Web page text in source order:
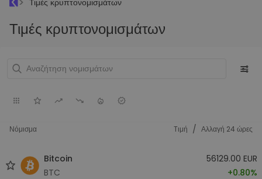
Τιμές κρυπτονομισμάτων
Τιμές κρυπτονομισμάτων
Νόμισμα Tιμή / Αλλαγή 24 ώρες
Bitcoin
BTC
56129.00 EUR
+0.80%